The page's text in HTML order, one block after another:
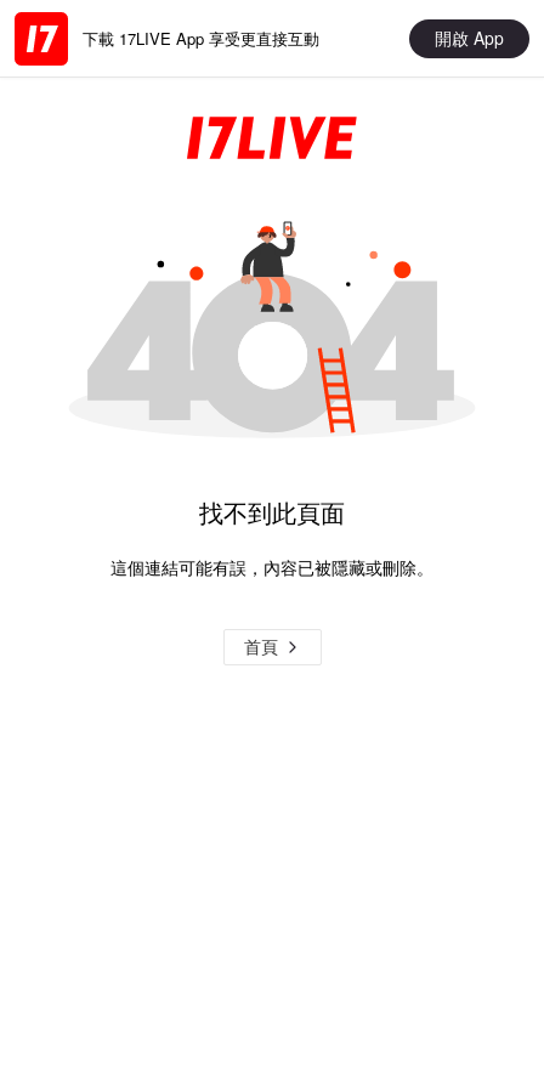
下載 17LIVE App 享受更直接互動 開啟 App
找不到此頁面
這個連結可能有誤，內容已被隱藏或刪除。
首頁